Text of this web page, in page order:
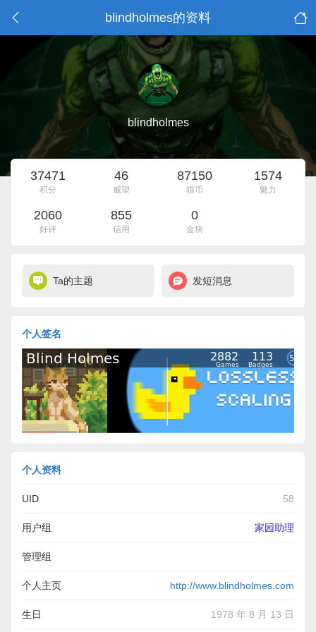
blindholmes的资料
blindholmes
37471
积分
46
威望
87150
猫币
1574
魅力
2060
好评
855
信用
0
金块
Ta的主题 发短消息
个人签名
个人资料
UID 58
用户组 家园助理
管理组
个人主页 http://www.blindholmes.com
生日 1978 年 8 月 13 日